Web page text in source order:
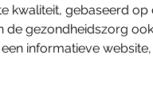
kwaliteit, gebaseerd
gezondheidszorg
informatieve